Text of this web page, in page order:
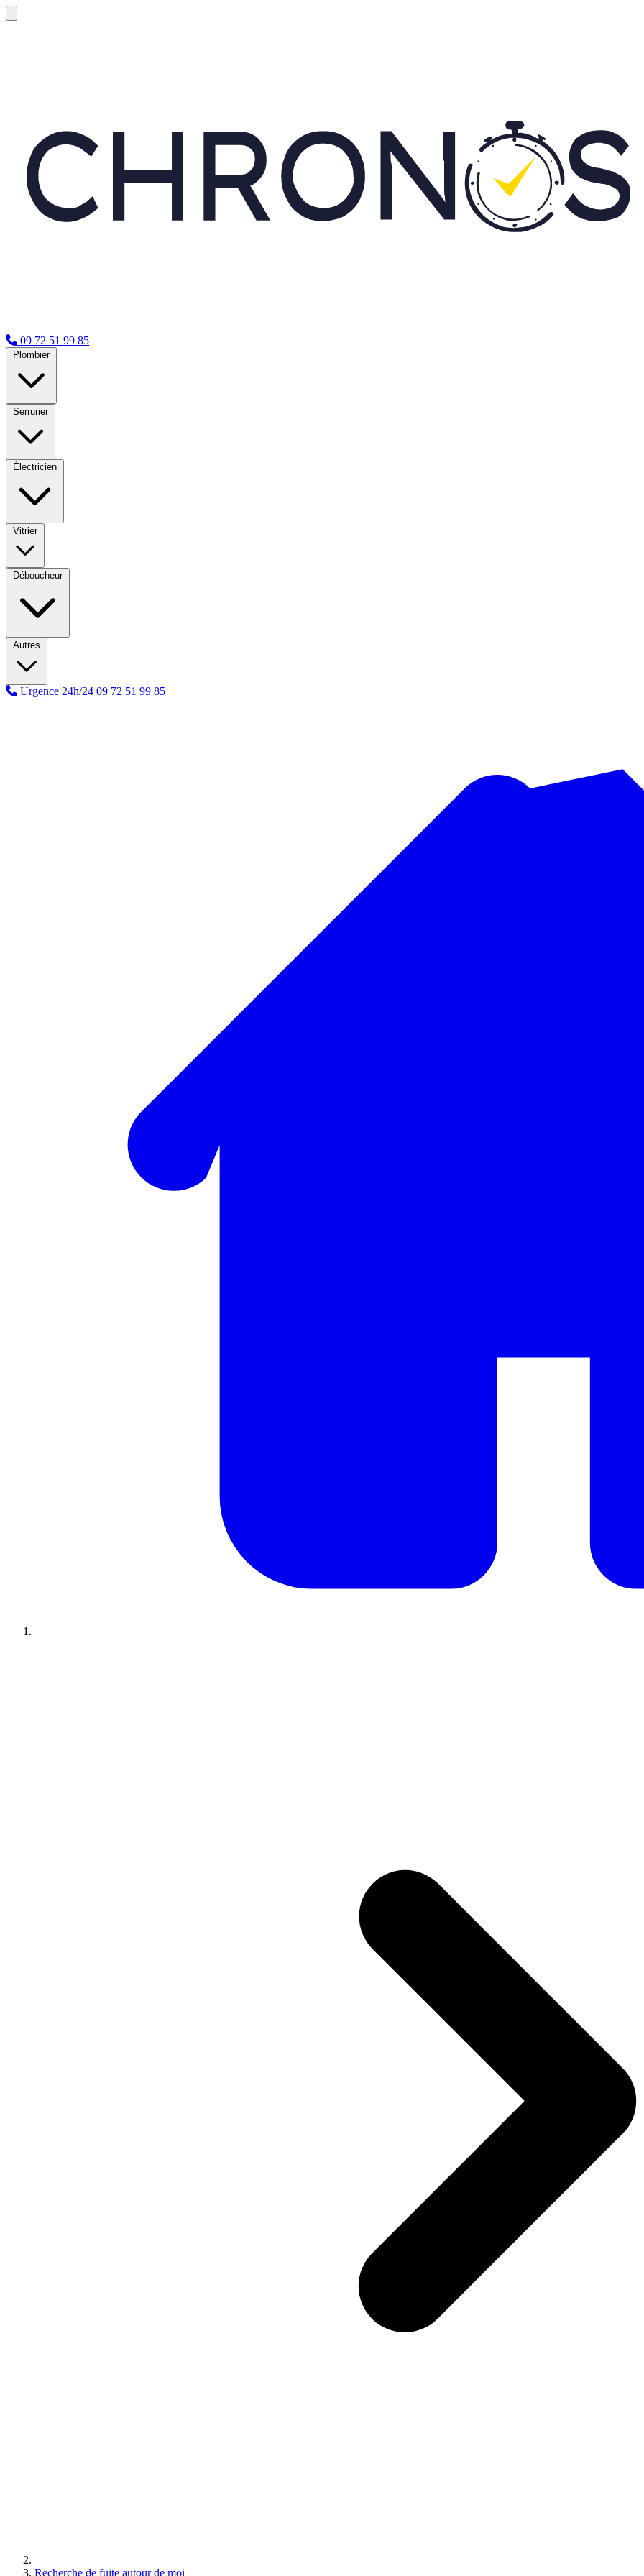
09 72 51 99 85
Plombier
Serrurier
Électricien
Vitrier
Déboucheur
Autres
Urgence 24h/24 09 72 51 99 85
Recherche de fuite autour de moi